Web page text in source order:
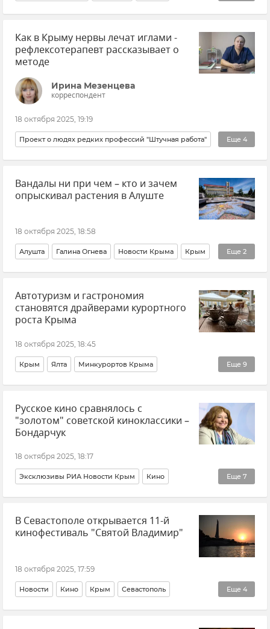
Общество Политика
Как в Крыму нервы лечат иглами -
рефлексотерапевт рассказывает о
методе
Ирина Мезенцева
корреспондент
18 октября 2025, 19:19
Еще 4
Проект о людях редких профессий "Штучная работа"
Крым Здоровье Красота и здоровье Китай
Вандалы ни при чем – кто и зачем
опрыскивал растения в Алуште
18 октября 2025, 18:58
Еще 2
Алушта Галина Огнева Новости Крыма Крым
Городская среда Происшествия
Автотуризм и гастрономия
становятся драйверами курортного
роста Крыма
18 октября 2025, 18:45
Еще 9
Крым Ялта Минкурортов Крыма
Сергей Ганзий Туризм Туризм в Крыму
Внутренний туризм Автотуризм
Вкусно и полезно
Русское кино сравнялось с
"золотом" советской киноклассики –
Бондарчук
18 октября 2025, 18:17
Еще 7
Эксклюзивы РИА Новости Крым Кино
Севастополь Новости Новости Севастополя
Новости Крыма Культура Общество
В Севастополе открывается 11-й
кинофестиваль "Святой Владимир"
18 октября 2025, 17:59
Еще 4
Новости Кино Крым Севастополь
Новости Крыма Новости Севастополя Культура